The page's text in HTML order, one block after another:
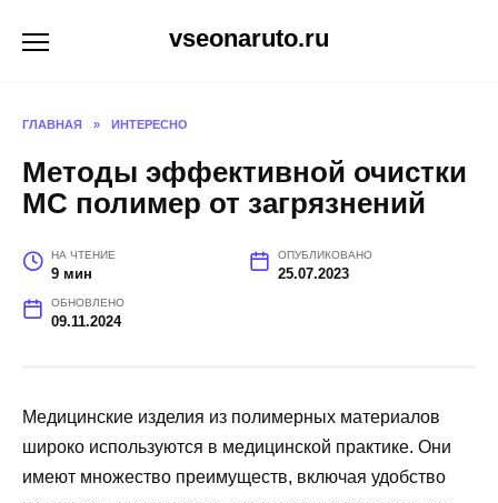
vseonaruto.ru
ГЛАВНАЯ » ИНТЕРЕСНО
Методы эффективной очистки
МС полимер от загрязнений
НА ЧТЕНИЕ
9 мин
ОПУБЛИКОВАНО
25.07.2023
ОБНОВЛЕНО
09.11.2024
Медицинские изделия из полимерных материалов
широко используются в медицинской практике. Они
имеют множество преимуществ, включая удобство